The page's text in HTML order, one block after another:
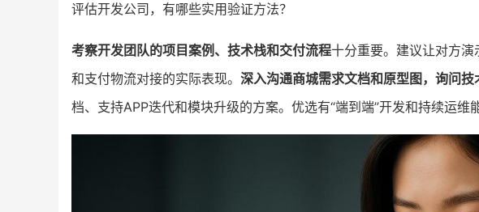
评估开发公司，有哪些实用验证方法？
考察开发团队的项目案例、技术栈和交付流程十分重要。建议让对方
和支付物流对接的实际表现。 深入沟通商城需求文档和原型图，询问
档、支持APP迭代和模块升级的方案。优选有“端到端”开发和持续运维